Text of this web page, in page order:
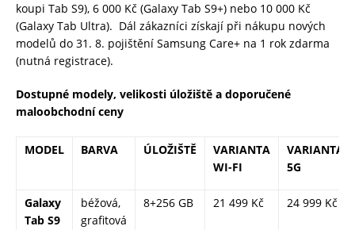
koupi Tab S9), 6 000 Kč (Galaxy Tab S9+) nebo 10 000 Kč
(Galaxy Tab Ultra). Dál zákazníci získají při nákupu nových
modelů do 31. 8. pojištění Samsung Care+ na 1 rok zdarma
(nutná registrace).
Dostupné modely, velikosti úložiště a doporučené
maloobchodní ceny
MODEL BARVA ÚLOŽIŠTĚ
VARIANTA
WI-FI
VARIANTA
5G
Galaxy
Tab S9
béžová,
grafitová
8+256 GB 21 499 Kč 24 999 Kč